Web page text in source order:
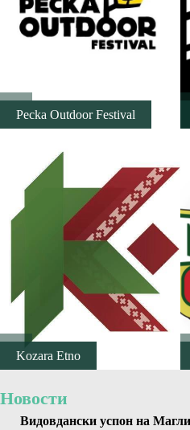
Мапа дестинација
Смјештај
Фото
E-Brochure
Откриј Српску
Pecka Outdoor Festival
Kozara Etno
Новости
Видовдански успон на